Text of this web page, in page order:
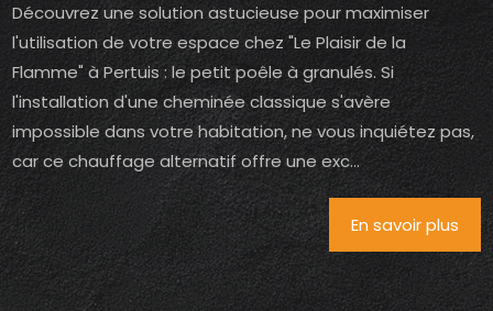
Découvrez une solution astucieuse pour maximiser
l'utilisation de votre espace chez "Le Plaisir de la
Flamme" à Pertuis : le petit poêle à granulés. Si
l'installation d'une cheminée classique s'avère
impossible dans votre habitation, ne vous inquiétez pas,
car ce chauffage alternatif offre une exc...
En savoir plus